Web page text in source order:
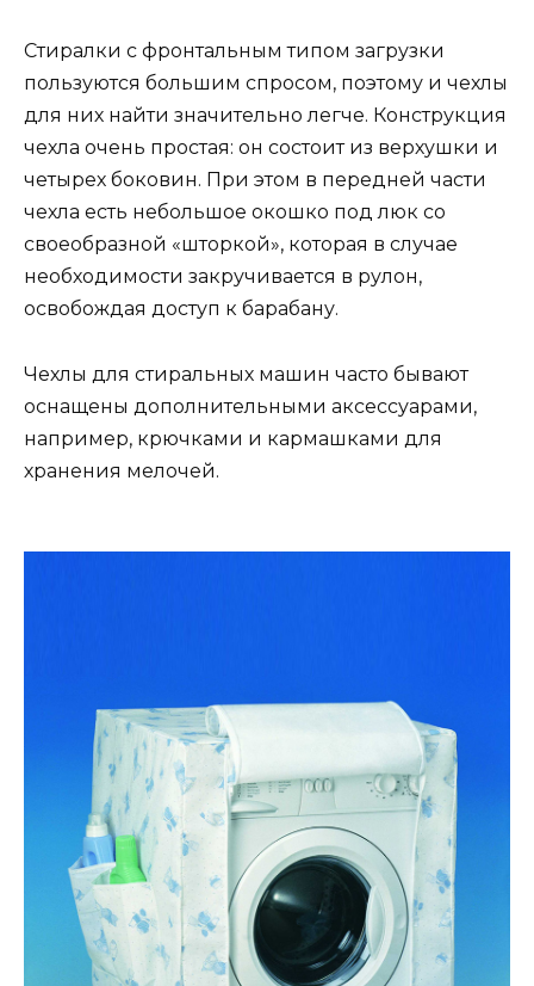
Стиралки с фронтальным типом загрузки
пользуются большим спросом, поэтому и чехлы
для них найти значительно легче. Конструкция
чехла очень простая: он состоит из верхушки и
четырех боковин. При этом в передней части
чехла есть небольшое окошко под люк со
своеобразной «шторкой», которая в случае
необходимости закручивается в рулон,
освобождая доступ к барабану.
Чехлы для стиральных машин часто бывают
оснащены дополнительными аксессуарами,
например, крючками и кармашками для
хранения мелочей.